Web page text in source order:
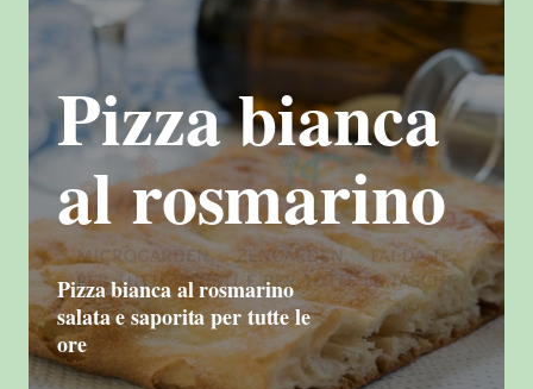
Pizza bianca
al rosmarino
Pizza bianca al rosmarino
salata e saporita per tutte le
ore